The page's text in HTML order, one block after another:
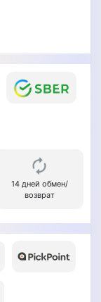
14 дней обмен/
возврат